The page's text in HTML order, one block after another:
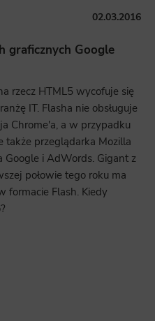
02.03.2016
graficznych Google
rzecz HTML5 wycofuje się
IT. Flasha nie obsługuje
Chrome'a, a w przypadku
przeglądarka Mozilla
Google i AdWords. Gigant z
połowie tego roku ma
formacie Flash. Kiedy